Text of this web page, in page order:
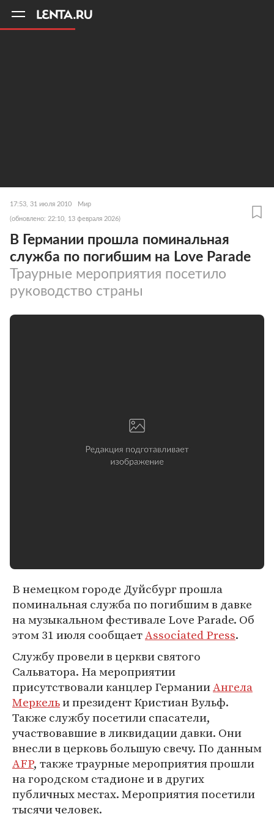
17:53, 31 июля 2010 Мир
(обновлено: 22:10, 13 февраля 2026)
В Германии прошла поминальная
служба по погибшим на Love Parade
Траурные мероприятия посетило
руководство страны
В немецком городе Дуйсбург прошла
поминальная служба по погибшим в давке
на музыкальном фестивале Love Parade. Об
этом 31 июля сообщаетAssociated Press.
Службу провели в церкви святого
Сальватора. На мероприятии
присутствовали канцлер ГерманииАнгела
Меркельи президент Кристиан Вульф.
Также службу посетили спасатели,
участвовавшие в ликвидации давки. Они
внесли в церковь большую свечу. По данным
AFP, также траурные мероприятия прошли
на городском стадионе и в других
публичных местах. Мероприятия посетили
тысячи человек.